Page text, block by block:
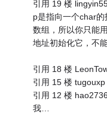
引用 19 楼
p是指向一个char
数组，所以你只能
地址初始化它，不
引用 18 楼
引用 15 楼 tugouxp
引用 12 楼
我…